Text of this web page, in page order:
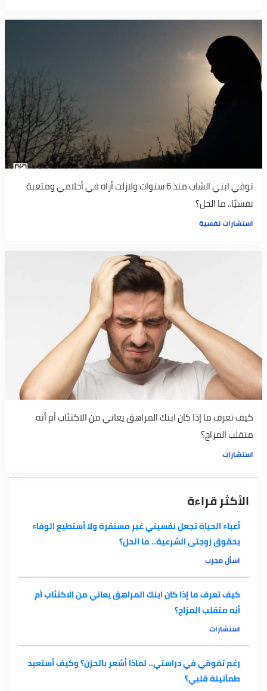
توفي ابني الشاب منذ 6 سنوات ولازلت أراه في أحلامي ومتعبة
نفسيًا.. ما الحل؟
استشارات نفسية
كيف تعرف ما إذا كان ابنك المراهق يعاني من الاكتئاب أم أنه
متقلب المزاج؟
استشارات
الأكثر قراءة
أعباء الحياة تجعل نفسيتي غير مستقرة ولا أستطيع الوفاء
بحقوق زوجتى الشرعية.. ما الحل؟
اسأل مجرب
كيف تعرف ما إذا كان ابنك المراهق يعاني من الاكتئاب أم
أنه متقلب المزاج؟
استشارات
رغم تفوقي في دراستي.. لماذا أشعر بالحزن؟ وكيف أستعيد
طمأنينة قلبي؟